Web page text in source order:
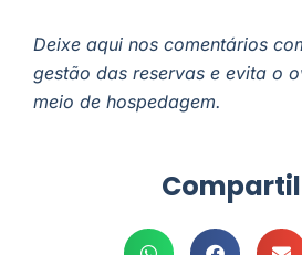
Deixe aqui nos comentários
gestão das reservas e evita o
meio de hospedagem.